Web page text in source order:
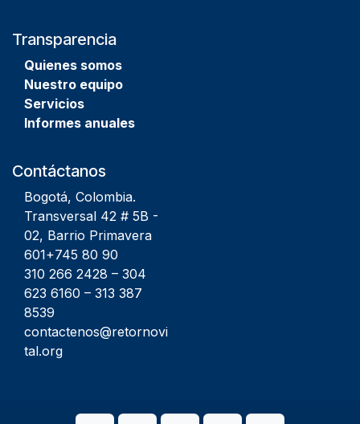
Transparencia
Quienes somos
Nuestro equipo
Servicios
Informes anuales
Contáctanos
Bogotá, Colombia.
Transversal 42 # 5B -
02, Barrio Primavera
601+745 80 90
310 266 2428 – 304
623 6160 – 313 387
8539
contactenos@retornovi
tal.org